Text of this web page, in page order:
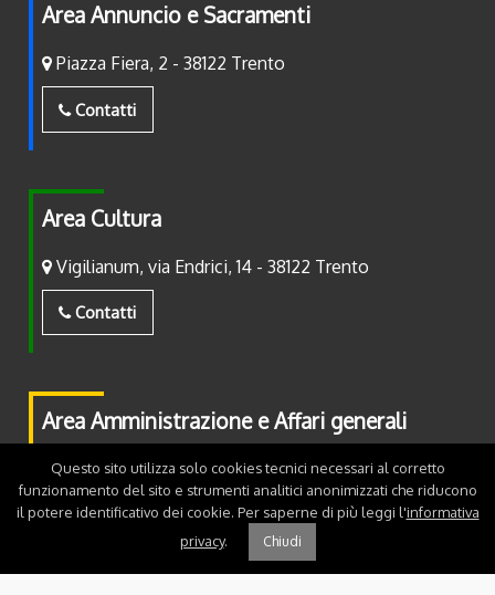
Area Annuncio e Sacramenti
Piazza Fiera, 2 - 38122 Trento
Contatti
Area Cultura
Vigilianum, via Endrici, 14 - 38122 Trento
Contatti
Area Amministrazione e Affari generali
Piazza Fiera, 2 - 38122 Trento
Contatti
Questo sito utilizza solo cookies tecnici necessari al corretto
funzionamento del sito e strumenti analitici anonimizzati che riducono
il potere identificativo dei cookie. Per saperne di più leggi l'informativa
privacy. Chiudi